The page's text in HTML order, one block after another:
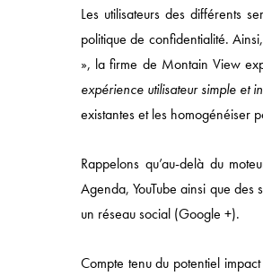
Les utilisateurs des différents
politique de confidentialité.
», la firme de Montain View
expérience utilisateur simple et
existantes et les homogénéiser
Rappelons qu’au-delà du
Agenda, YouTube ainsi que
un réseau social (Google +).
Compte tenu du potentiel
Accès rapide